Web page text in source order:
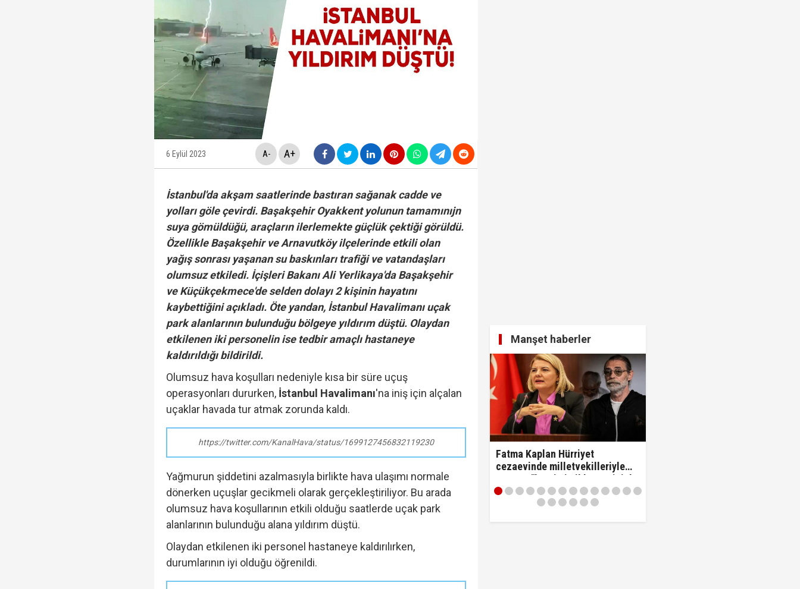
İzmit Belediyesi'nde 'rüşvet skandalının' görüntüleri ortaya çıktı! ‘Oraya koy ben oradan alırım…'
Tahir Sarıkaya'nın hesapları incelemede: Cem Küçük dışında 3 ünlü isme daha düzenli para göndermiş!
Hakkında fezleke hazırlanan Veli Ağbaba'dan sert çıkış! 'HTS kaydım varsa idam edilmeye razıyım'
Fatma Kaplan Hürriyet cezaevinde milletvekilleriyle tartıştı: "'Beni siz ihbar ettiniz' diyerek vekilleri kovdu..!"
6 Eylül 2023 A- A+
İstanbul'da akşam saatlerinde bastıran sağanak cadde ve
yolları göle çevirdi. Başakşehir Oyakkent yolunun tamamınıjn
suya gömüldüğü, araçların ilerlemekte güçlük çektiği görüldü.
Özellikle Başakşehir ve Arnavutköy ilçelerinde etkili olan
yağış sonrası yaşanan su baskınları trafiği ve vatandaşları
olumsuz etkiledi. İçişleri Bakanı Ali Yerlikaya'da Başakşehir
ve Küçükçekmece'de selden dolayı 2 kişinin hayatını
kaybettiğini açıkladı. Öte yandan, İstanbul Havalimanı uçak
park alanlarının bulunduğu bölgeye yıldırım düştü. Olaydan
etkilenen iki personelin ise tedbir amaçlı hastaneye
kaldırıldığı bildirildi.
Olumsuz hava koşulları nedeniyle kısa bir süre uçuş
operasyonları dururken, İstanbul Havalimanı'na iniş için alçalan
uçaklar havada tur atmak zorunda kaldı.
https://twitter.com/KanalHava/status/1699127456832119230
Yağmurun şiddetini azalmasıyla birlikte hava ulaşımı normale
dönerken uçuşlar gecikmeli olarak gerçekleştiriliyor. Bu arada
olumsuz hava koşullarının etkili olduğu saatlerde uçak park
alanlarının bulunduğu alana yıldırım düştü.
Olaydan etkilenen iki personel hastaneye kaldırılırken,
durumlarının iyi olduğu öğrenildi.
Manşet haberler
Fatma Kaplan Hürriyet
cezaevinde milletvekilleriyle
tartıştı: "'Beni siz ihbar ettiniz'
diyerek vekilleri kovdu..!"